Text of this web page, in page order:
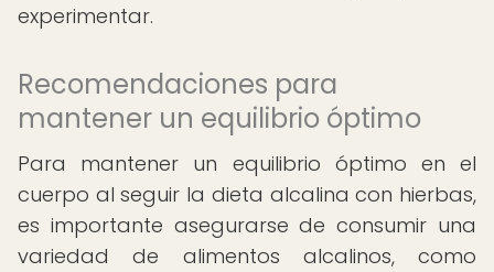
experimentar.
Recomendaciones para
mantener un equilibrio óptimo
Para mantener un equilibrio óptimo en el
cuerpo al seguir la dieta alcalina con hierbas,
es importante asegurarse de consumir una
variedad de alimentos alcalinos, como